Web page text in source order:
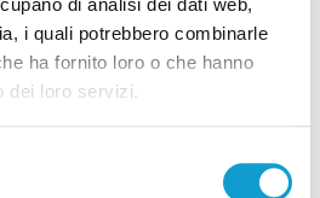
di analisi dei dati web,
i quali potrebbero combinarle
ha fornito loro o che hanno
dei loro servizi.